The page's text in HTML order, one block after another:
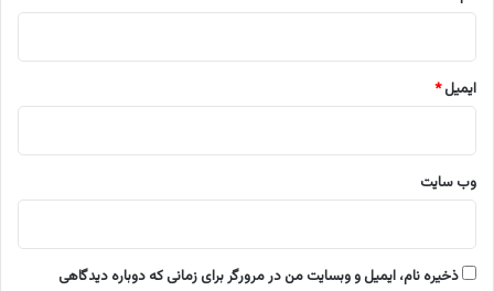
ایمیل*
وب‌ سایت
ذخیره نام، ایمیل و وبسایت من در مرورگر برای زمانی که دوباره دیدگاهی